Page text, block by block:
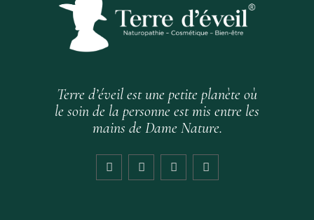
Terre d’éveil est une petite planète où
le soin de la personne est mis entre les
mains de Dame Nature.